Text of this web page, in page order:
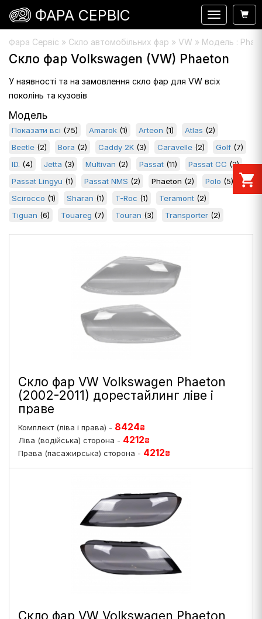
Фара Сервіс » Скло автомобільних фар » VW » Модель :
Скло фар Volkswagen (VW) Phaeton
У наявності та на замовлення скло фар для VW всіх
поколінь та кузовів
Модель
Показати всі (75) Amarok (1) Arteon (1) Atlas (2)
Beetle (2) Bora (2) Caddy 2K (3) Caravelle (2) Golf (7)
ID. (4) Jetta (3) Multivan (2) Passat (11) Passat CC (2)
Passat Lingyu (1) Passat NMS (2) Phaeton (2) Polo (5)
Scirocco (1) Sharan (1) T-Roc (1) Teramont (2)
Tiguan (6) Touareg (7) Touran (3) Transporter (2)
Скло фар VW Volkswagen Phaeton
(2002-2011) дорестайлинг ліве і
праве
Комплект (ліва і права) - 8424₴
Ліва (водійська) сторона - 4212₴
Права (пасажирська) сторона - 4212₴
Скло фар VW Volkswagen Phaeton
Навигация
ФАРА СЕРВІС
shopping_cart